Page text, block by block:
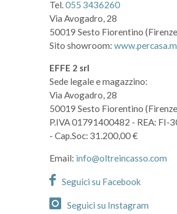
Tel.055 3436260
Via Avogadro, 28
50019 Sesto Fiorentino
Sito showroom:
EFFE 2 srl
Sede legale e magazzino:
Via Avogadro, 28
50019 Sesto Fiorentino
P.IVA 01791400482 - REA: FI-
- Cap.Soc: 31.200,00 €
Email: info@oltreincasso.com
Seguici su Facebook
Seguici su Instagram